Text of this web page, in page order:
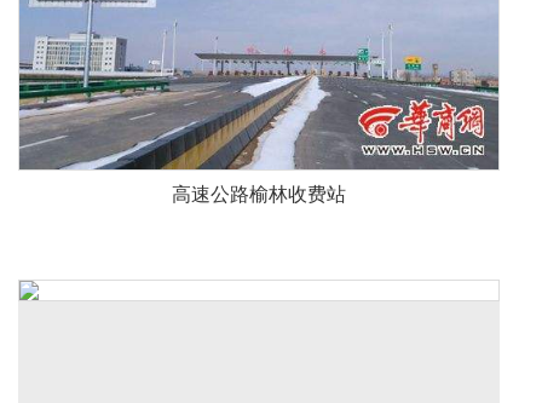
高速公路榆林收费站